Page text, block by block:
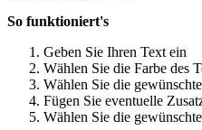
So funktioniert's
Geben Sie Ihren Text ein
Wählen Sie die Farbe des
Wählen Sie die
Fügen Sie eventuelle
Wählen Sie die